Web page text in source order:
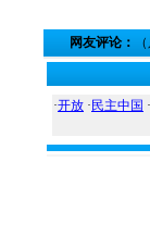
网友评论：
·开放 · 民主中国 ·